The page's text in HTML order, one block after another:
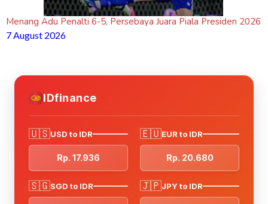
Menang Adu Penalti 6-5, Persebaya Juara Piala Presiden 2026
7 August 2026
IDfinance
🇺🇸USD to IDR
Rp. 17.936
🇪🇺EUR to IDR
Rp. 20.680
🇸🇬SGD to IDR 🇯🇵JPY to IDR